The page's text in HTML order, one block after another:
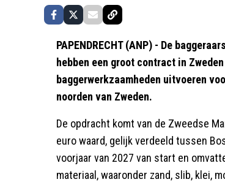
PAPENDRECHT (ANP) - De
hebben een groot contract in
baggerwerkzaamheden uitvoeren
noorden van Zweden.
De opdracht komt van de Zweedse
euro waard, gelijk verdeeld tussen
voorjaar van 2027 van start en
materiaal, waaronder zand, slib, klei,